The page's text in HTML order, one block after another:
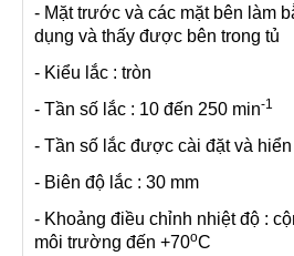
- Mặt trước và các mặt bên làm
dụng và thấy được bên trong tủ
- Kiểu lắc : tròn
- Tần số lắc : 10 đến 250 min-1
- Tần số lắc được cài đặt và
- Biên độ lắc : 30 mm
- Khoảng điều chỉnh nhiệt độ :
môi trường đến +70oC